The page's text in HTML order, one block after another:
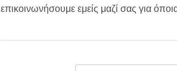
επικοινωνήσουμε εμείς μαζί σας για